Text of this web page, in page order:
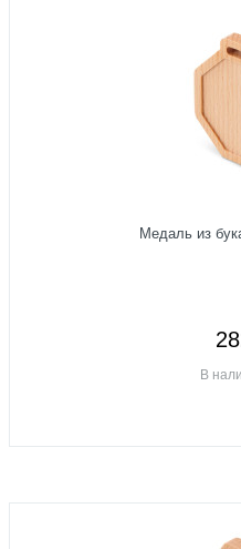
Медаль из
В